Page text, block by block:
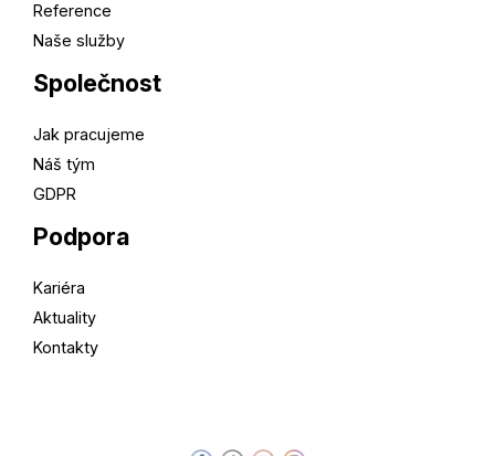
Reference
Naše služby
Společnost
Jak pracujeme
Náš tým
GDPR
Podpora
Kariéra
Aktuality
Kontakty